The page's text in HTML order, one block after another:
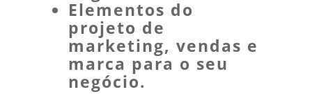
Elementos do
projeto de
marketing, vendas e
marca para o seu
negócio.